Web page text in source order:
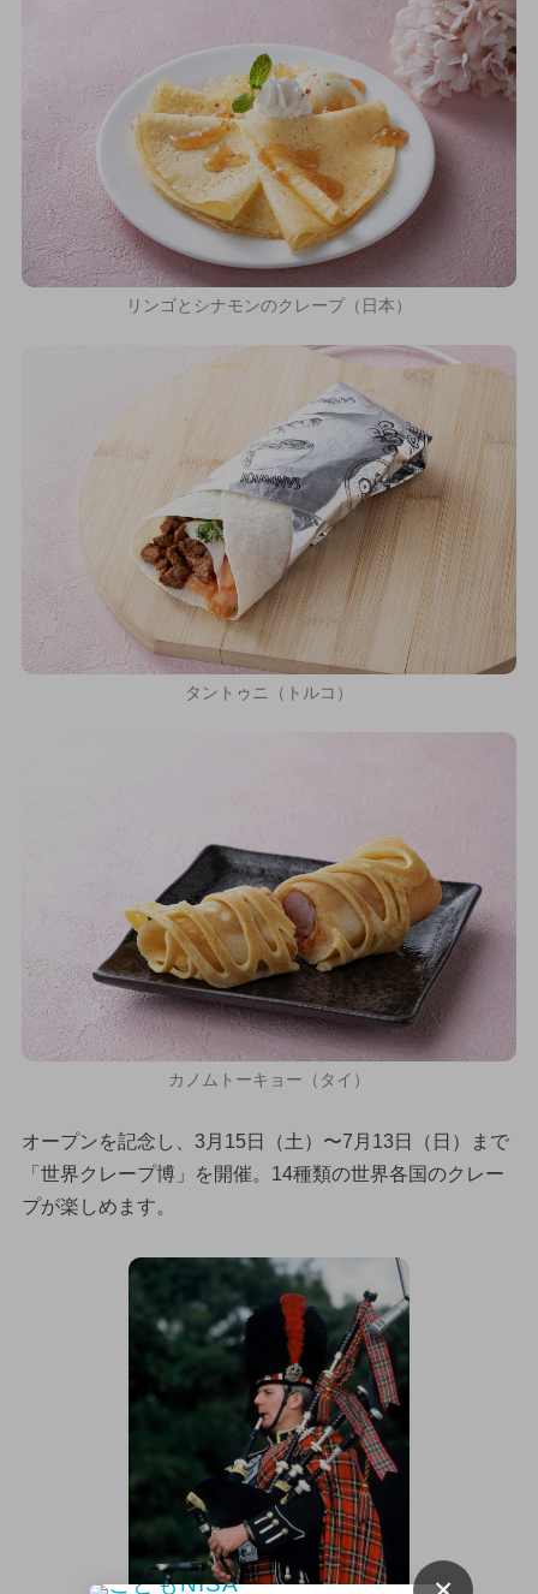
リンゴとシナモンのクレープ（日本）
タントゥニ（トルコ）
カノムトーキョー（タイ）
オープンを記念し、3月15日（土）〜7月13日（日）まで
「世界クレープ博」を開催。14種類の世界各国のクレー
プが楽しめます。